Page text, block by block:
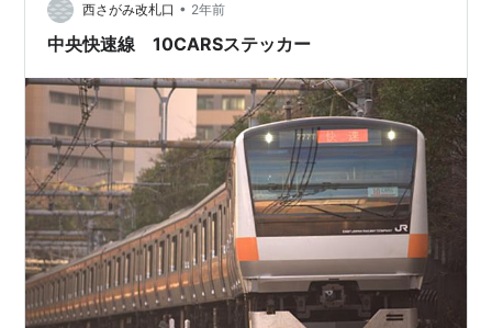
shueisha.online merkmal-biz.jp これがグリーン車警察か
と思い…
西さがみ改札口 • 2年前
中央快速線 10CARSステッカー